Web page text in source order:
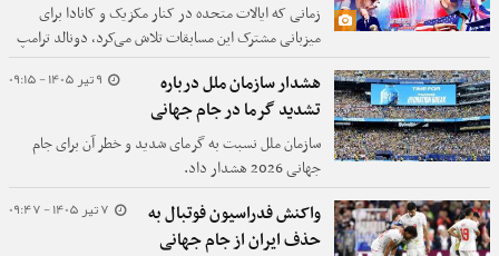
زمانی که ایالات متحده در کنار مکزیک و کانادا برای
میزبانی مشترک این مسابقات تلاش می‌کرد، دونالد ترامپ
در حال سپری کردن دوره اول ریاست جمهوری خود بود و
هیچ کس نمی‌توانست تصور کند که هشت سال آینده چه
چیزی را به همراه خواهد داشت - بن‌بست با روسیه، یک
بیماری همه‌گیر جهانی، جنگ با ایران، و یا حتی این‌که
وقتی جام جهانی بالاخره از راه برسد، ترامپ دوباره رئیس
جمهور باشد.
9 تیر 1405 - 09:15
هشدار سازمان ملل درباره
تشدید گرما در جام جهانی
سازمان ملل نسبت به گرمای شدید و خطر آن برای جام
جهانی 2026 هشدار داد.
7 تیر 1405 - 09:47
واکنش فدراسیون فوتبال به
حذف ایران از جام جهانی